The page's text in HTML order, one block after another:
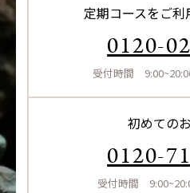
定期コースをご
0120-
受付時間 9:00~20:00
初めての
0120-
受付時間